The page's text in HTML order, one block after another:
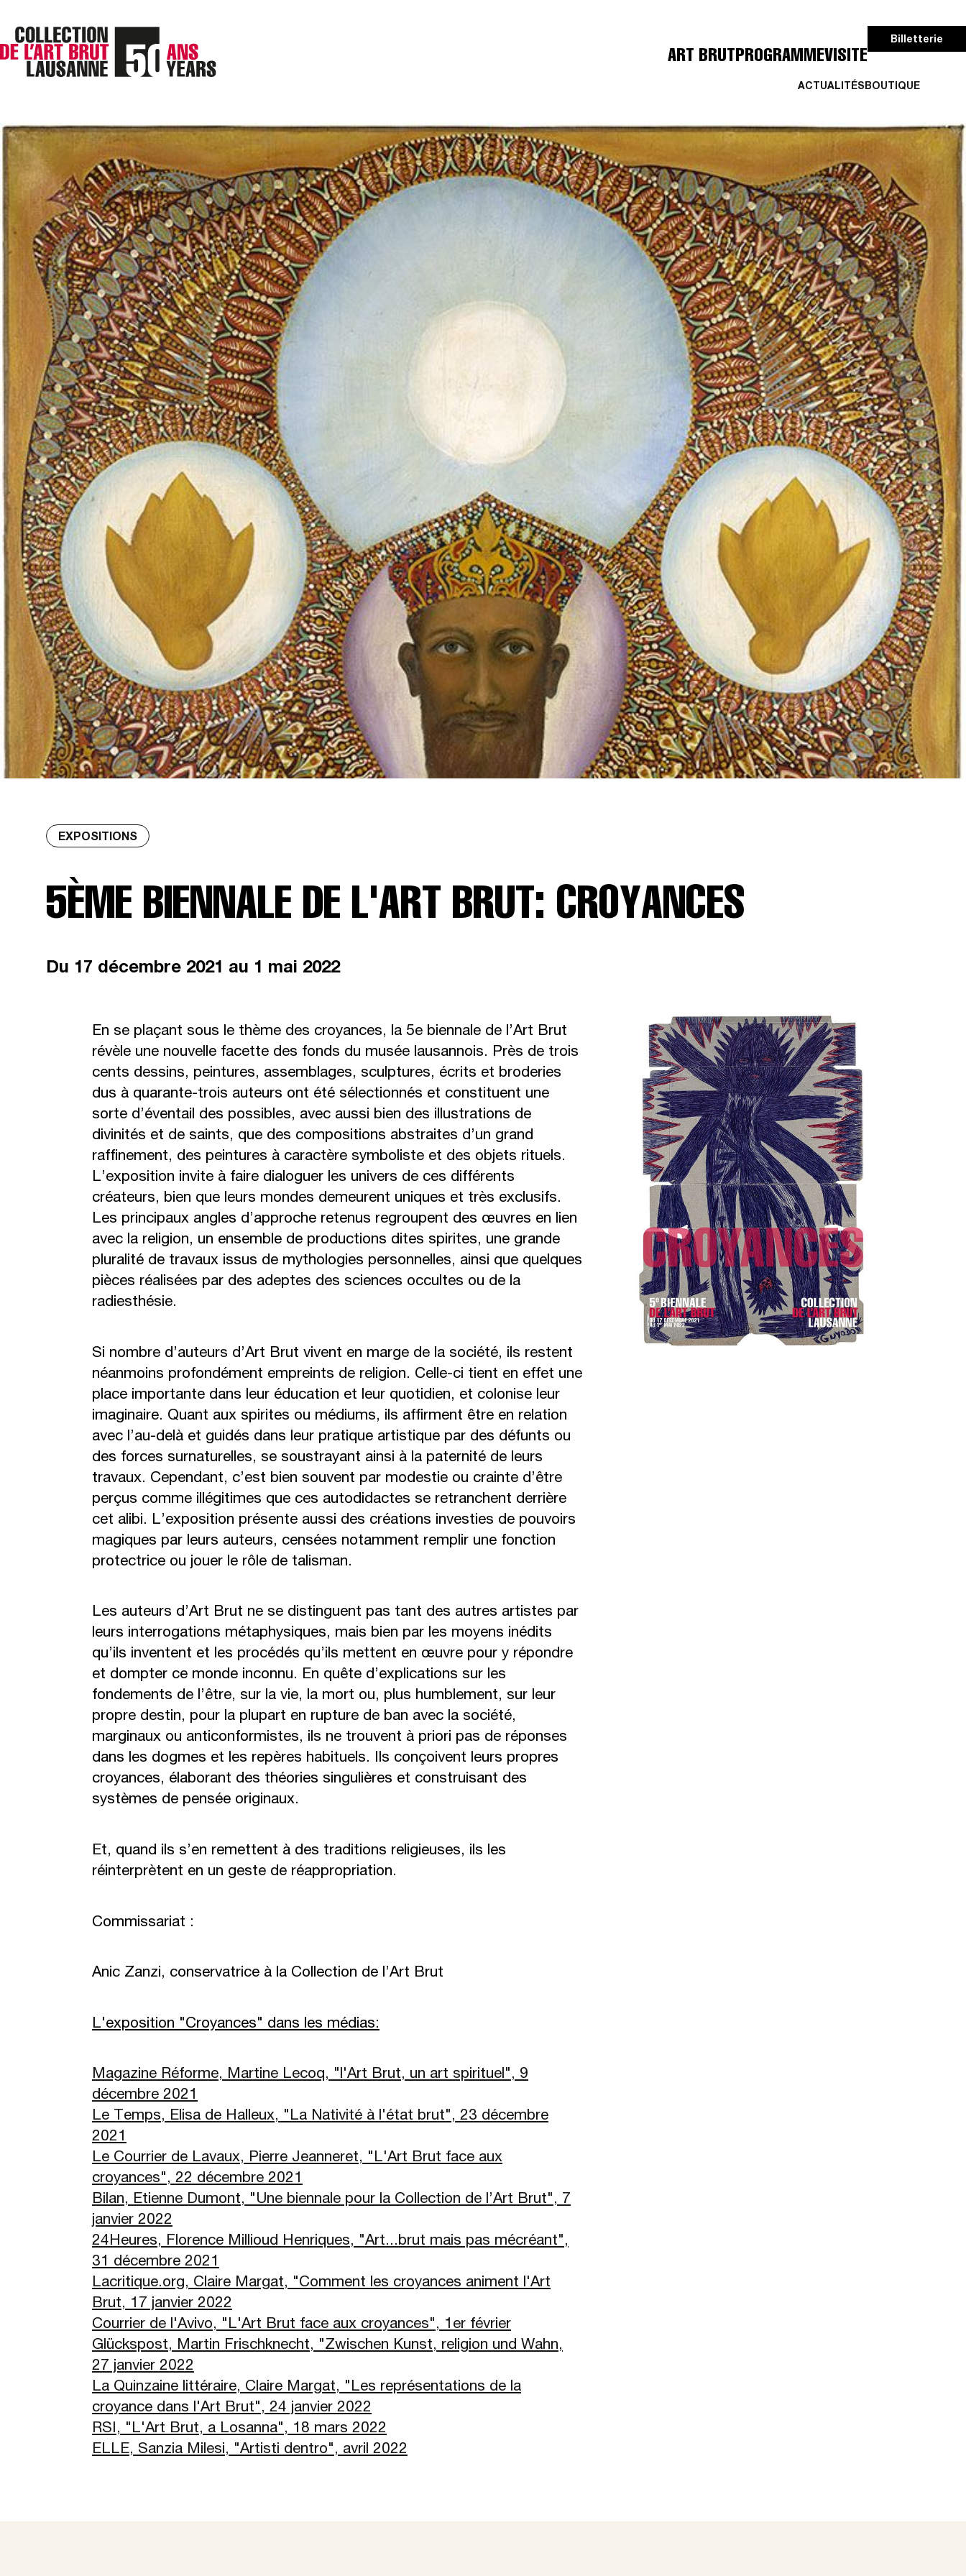
ACTUALITÉSBOUTIQUE
ART BRUTPROGRAMMEVISITE
Billetterie
EXPOSITIONS
5ÈME BIENNALE DE L'ART BRUT: CROYANCES
Du 17 décembre 2021 au 1 mai 2022
En se plaçant sous le thème des croyances, la 5e biennale de l’Art Brut
révèle une nouvelle facette des fonds du musée lausannois. Près de trois
cents dessins, peintures, assemblages, sculptures, écrits et broderies
dus à quarante-trois auteurs ont été sélectionnés et constituent une
sorte d’éventail des possibles, avec aussi bien des illustrations de
divinités et de saints, que des compositions abstraites d’un grand
raffinement, des peintures à caractère symboliste et des objets rituels.
L’exposition invite à faire dialoguer les univers de ces différents
créateurs, bien que leurs mondes demeurent uniques et très exclusifs.
Les principaux angles d’approche retenus regroupent des œuvres en lien
avec la religion, un ensemble de productions dites spirites, une grande
pluralité de travaux issus de mythologies personnelles, ainsi que quelques
pièces réalisées par des adeptes des sciences occultes ou de la
radiesthésie.
Si nombre d’auteurs d’Art Brut vivent en marge de la société, ils restent
néanmoins profondément empreints de religion. Celle-ci tient en effet une
place importante dans leur éducation et leur quotidien, et colonise leur
imaginaire. Quant aux spirites ou médiums, ils affirment être en relation
avec l’au-delà et guidés dans leur pratique artistique par des défunts ou
des forces surnaturelles, se soustrayant ainsi à la paternité de leurs
travaux. Cependant, c’est bien souvent par modestie ou crainte d’être
perçus comme illégitimes que ces autodidactes se retranchent derrière
cet alibi. L’exposition présente aussi des créations investies de pouvoirs
magiques par leurs auteurs, censées notamment remplir une fonction
protectrice ou jouer le rôle de talisman.
Les auteurs d’Art Brut ne se distinguent pas tant des autres artistes par
leurs interrogations métaphysiques, mais bien par les moyens inédits
qu’ils inventent et les procédés qu’ils mettent en œuvre pour y répondre
et dompter ce monde inconnu. En quête d’explications sur les
fondements de l’être, sur la vie, la mort ou, plus humblement, sur leur
propre destin, pour la plupart en rupture de ban avec la société,
marginaux ou anticonformistes, ils ne trouvent à priori pas de réponses
dans les dogmes et les repères habituels. Ils conçoivent leurs propres
croyances, élaborant des théories singulières et construisant des
systèmes de pensée originaux.
Et, quand ils s’en remettent à des traditions religieuses, ils les
réinterprètent en un geste de réappropriation.
Commissariat :
Anic Zanzi, conservatrice à la Collection de l’Art Brut
L'exposition "Croyances" dans les médias:
Magazine Réforme, Martine Lecoq, "l'Art Brut, un art spirituel", 9
décembre 2021
Le Temps, Elisa de Halleux, "La Nativité à l'état brut", 23 décembre
2021
Le Courrier de Lavaux, Pierre Jeanneret, "L'Art Brut face aux
croyances", 22 décembre 2021
Bilan, Etienne Dumont, "Une biennale pour la Collection de l’Art Brut", 7
janvier 2022
24Heures, Florence Millioud Henriques, "Art...brut mais pas mécréant",
31 décembre 2021
Lacritique.org, Claire Margat, "Comment les croyances animent l'Art
Brut, 17 janvier 2022
Courrier de l'Avivo, "L'Art Brut face aux croyances", 1er février
Glückspost, Martin Frischknecht, "Zwischen Kunst, religion und Wahn,
27 janvier 2022
La Quinzaine littéraire, Claire Margat, "Les représentations de la
croyance dans l'Art Brut", 24 janvier 2022
RSI, "L'Art Brut, a Losanna", 18 mars 2022
ELLE, Sanzia Milesi, "Artisti dentro", avril 2022